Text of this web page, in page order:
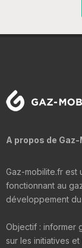
A propos de
Gaz-mobilite.fr est
fonctionnant au
développement
Objectif : informer
sur les initiatives